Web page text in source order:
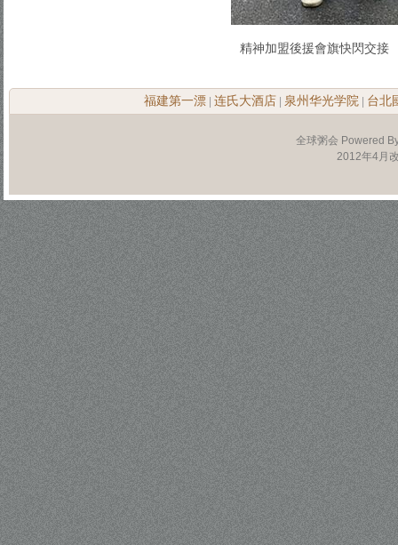
精神加盟後援會旗快閃交接
福建第一漂 连氏大酒店 泉州华光学院 台北
全球粥会 Powered
2012年4月